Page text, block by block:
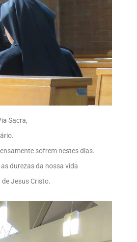
Sacra,
sofrem nestes dias.
durezas da nossa vida
Jesus Cristo.